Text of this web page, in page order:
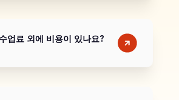
업료 외에 비용이 있나요?